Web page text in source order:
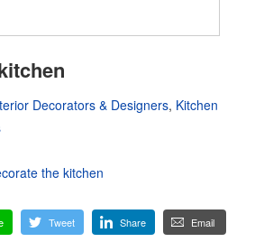
Decorators & Designers, Kitchen
the kitchen
Tweet Share Email